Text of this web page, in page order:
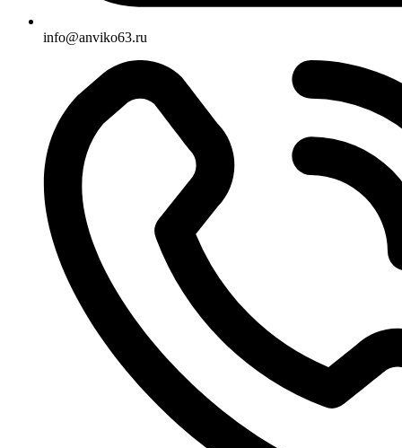
info@anviko63.ru